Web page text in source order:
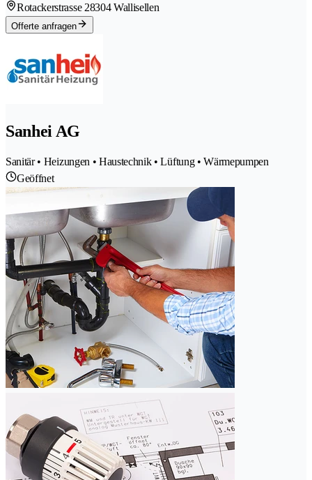
Rotackerstrasse 28304 Wallisellen
Offerte anfragen
Sanhei AG
Sanitär • Heizungen • Haustechnik • Lüftung • Wärmepumpen
Geöffnet